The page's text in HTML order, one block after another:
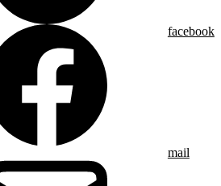
facebook
mail